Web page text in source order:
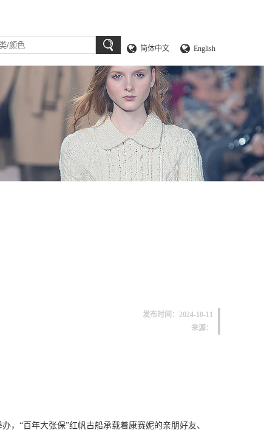
简体中文 English
发布时间：2024-10-11
来源：
，“百年大张保”红帆古船承载着康赛妮的亲朋好友、